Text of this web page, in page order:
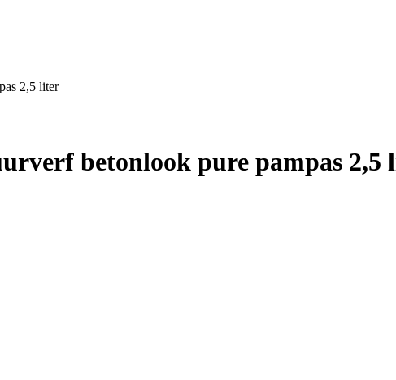
2,5 liter
betonlook pure pampas 2,5